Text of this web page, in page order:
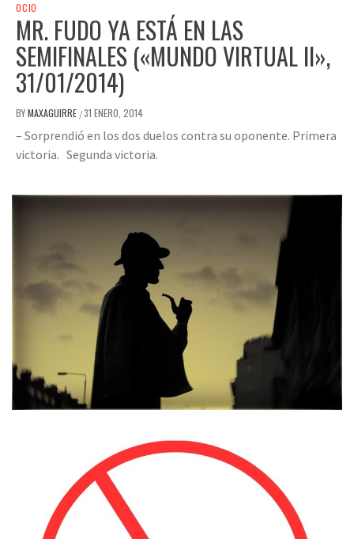
OCIO
MR. FUDO YA ESTÁ EN LAS
SEMIFINALES («MUNDO VIRTUAL II»,
31/01/2014)
BYMAXAGUIRRE /31 ENERO, 2014
– Sorprendió en los dos duelos contra su oponente. Primera
victoria. Segunda victoria.